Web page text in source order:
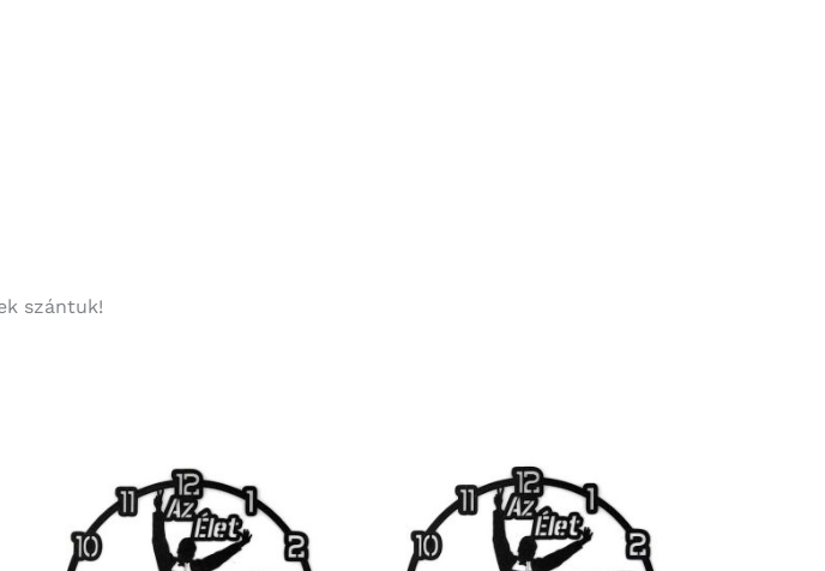
szántuk!